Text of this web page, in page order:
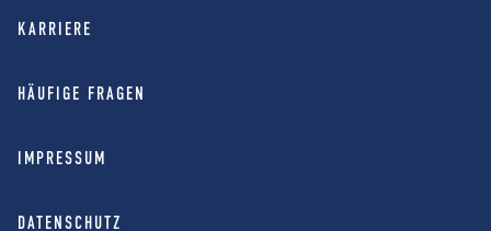
KARRIERE
HÄUFIGE FRAGEN
IMPRESSUM
DATENSCHUTZ